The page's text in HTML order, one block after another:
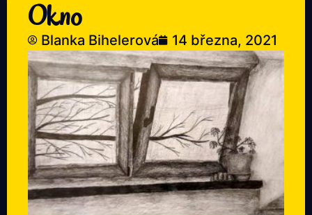
Okno
Blanka Bihelerová 14 března, 2021